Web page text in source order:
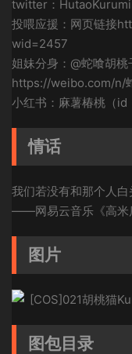
twitter：
投喂应援：网页链接
wid=2457
姐妹分身：@蛇喰胡桃
https://weibo.com/n/
小红书：麻薯椿桃（id
情话
我们若没有和那个人
——网易云音乐《高米
图片
图包目录